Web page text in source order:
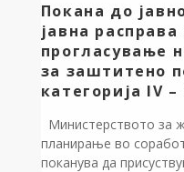
Покана до
јавна
прогласување
за заштитено
категорија IV
Министерството за
планирање во
поканува да